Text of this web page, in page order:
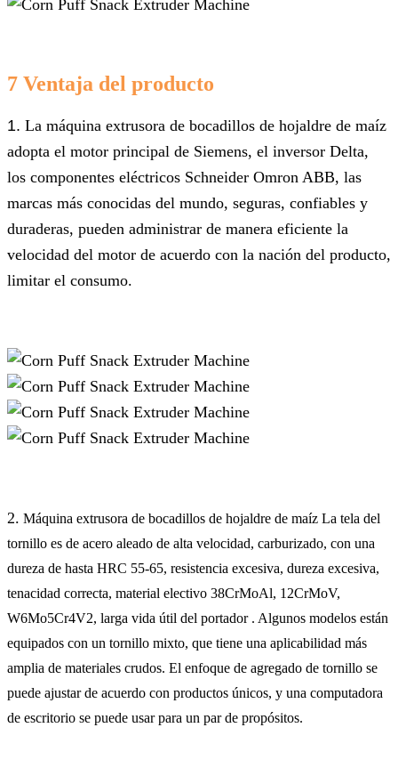
7 Ventaja del producto
1. La máquina extrusora de bocadillos de hojaldre de maíz
adopta el motor principal de Siemens, el inversor Delta,
los componentes eléctricos Schneider Omron ABB, las
marcas más conocidas del mundo, seguras, confiables y
duraderas, pueden administrar de manera eficiente la
velocidad del motor de acuerdo con la nación del producto,
limitar el consumo.
2. Máquina extrusora de bocadillos de hojaldre de maíz La tela del
tornillo es de acero aleado de alta velocidad, carburizado, con una
dureza de hasta HRC 55-65, resistencia excesiva, dureza excesiva,
tenacidad correcta, material electivo 38CrMoAl, 12CrMoV,
W6Mo5Cr4V2, larga vida útil del portador . Algunos modelos están
equipados con un tornillo mixto, que tiene una aplicabilidad más
amplia de materiales crudos. El enfoque de agregado de tornillo se
puede ajustar de acuerdo con productos únicos, y una computadora
de escritorio se puede usar para un par de propósitos.